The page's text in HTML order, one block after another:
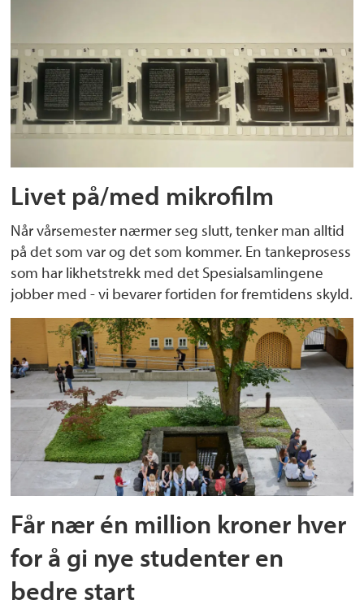
Livet på/med mikrofilm
Når vårsemester nærmer seg slutt, tenker man alltid
på det som var og det som kommer. En tankeprosess
som har likhetstrekk med det Spesialsamlingene
jobber med - vi bevarer fortiden for fremtidens skyld.
Får nær én million kroner hver
for å gi nye studenter en
bedre start